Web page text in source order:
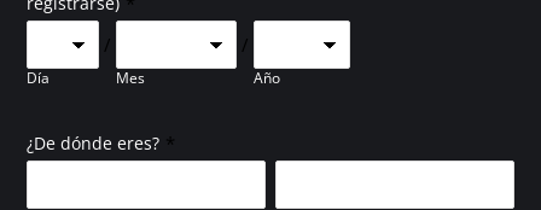
Día
/
Mes
/
Año
¿De dónde eres? *